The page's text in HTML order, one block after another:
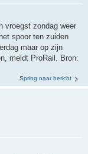
vroegst zondag weer
spoor ten zuiden
maar op zijn
meldt ProRail. Bron:
Spring naar bericht